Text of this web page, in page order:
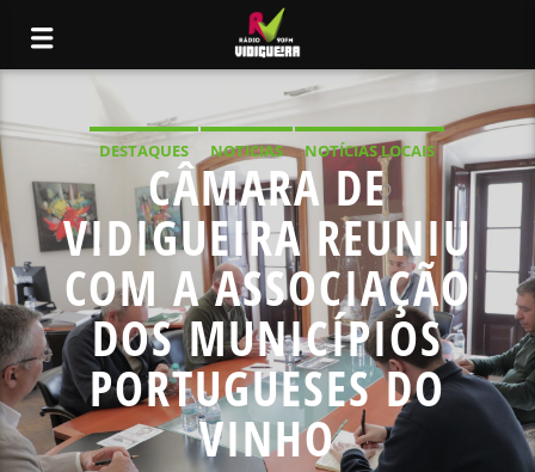
DESTAQUES NOTICIAS
NOTÍCIAS LOCAIS
NOTÍCIAS NACIONAIS
CÂMARA DE
VIDIGUEIRA REUNIU
COM A ASSOCIAÇÃO
DOS MUNICÍPIOS
PORTUGUESES DO
VINHO